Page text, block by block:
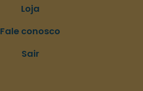
Loja
Fale conosco
Sair